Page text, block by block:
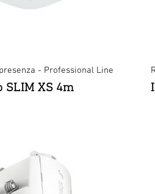
- Professional Line
SLIM XS 4m